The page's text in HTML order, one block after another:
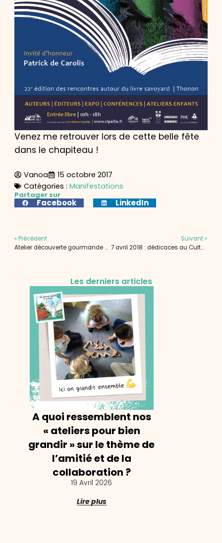
Venez me retrouver lors de cette belle fête
dans le chapiteau !
Vanoa
15 octobre 2017
Catégories : Manifestations
Partager sur
Facebook LinkedIn
« Précédent
Atelier découverte gourmande chez Hanae
Suivant »
7 avril 2018 : dédicaces au Cultura Epagny !
Les derniers articles
A quoi ressemblent nos
« ateliers pour bien
grandir » sur le thème de
l’amitié et de la
collaboration ?
19 Avril 2026
Lire plus